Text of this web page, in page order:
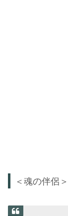
＜魂の伴侶